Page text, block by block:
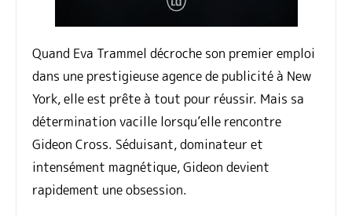
Quand Eva Trammel décroche son premier emploi
dans une prestigieuse agence de publicité à New
York, elle est prête à tout pour réussir. Mais sa
détermination vacille lorsqu’elle rencontre
Gideon Cross. Séduisant, dominateur et
intensément magnétique, Gideon devient
rapidement une obsession.